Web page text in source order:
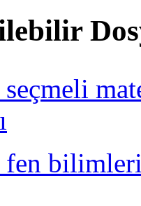
seçmeli
fen